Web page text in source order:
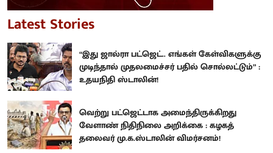
Latest Stories
“இது ஜால்ரா பட்ஜெட்.. எங்கள் கேள்விகளுக்கு
முடிந்தால் முதலமைச்சர் பதில் சொல்லட்டும்” :
உதயநிதி ஸ்டாலின்!
வெற்று பட்ஜெட்டாக அமைந்திருக்கிறது
வேளாண் நிதிநிலை அறிக்கை : கழகத்
தலைவர் மு.க.ஸ்டாலின் விமர்சனம்!